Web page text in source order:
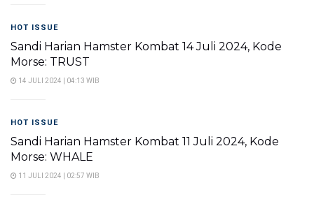
HOT ISSUE
Sandi Harian Hamster Kombat 14 Juli 2024, Kode
Morse: TRUST
14 JULI 2024 | 04:13 WIB
HOT ISSUE
Sandi Harian Hamster Kombat 11 Juli 2024, Kode
Morse: WHALE
11 JULI 2024 | 02:57 WIB